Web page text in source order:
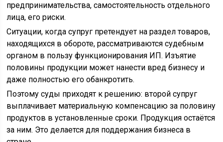
предпринимательства, самостоятельность отдельного
лица, его риски.
Ситуации, когда супруг претендует на раздел товаров,
находящихся в обороте, рассматриваются судебным
органом в пользу функционирования ИП. Изъятие
половины продукции может нанести вред бизнесу и
даже полностью его обанкротить.
Поэтому суды приходят к решению: второй супруг
выплачивает материальную компенсацию за половину
продуктов в установленные сроки. Продукция остаётся
за ним. Это делается для поддержания бизнеса в